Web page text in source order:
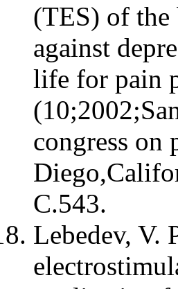
(TES) of the
against
life for pain
congress on
C.543.
Lebedev, V.